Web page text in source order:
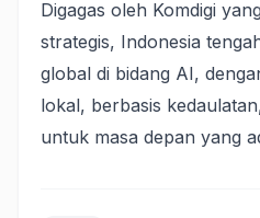
Digagas oleh Komdigi
strategis, Indonesia
global di bidang AI,
lokal, berbasis
untuk masa depan yang